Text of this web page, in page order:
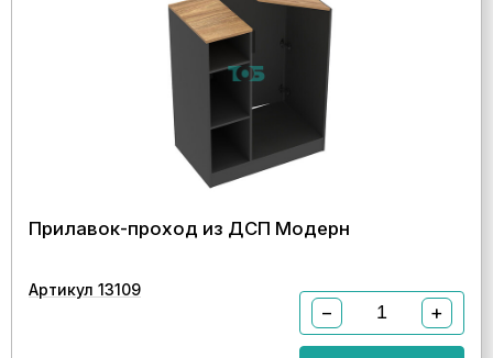
Прилавок-проход из ДСП Модерн
Артикул 13109
− +